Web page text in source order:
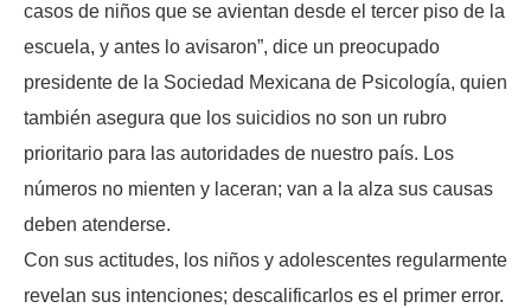
casos de niños que se avientan desde el tercer piso de la
escuela, y antes lo avisaron”, dice un preocupado
presidente de la Sociedad Mexicana de Psicología, quien
también asegura que los suicidios no son un rubro
prioritario para las autoridades de nuestro país. Los
números no mienten y laceran; van a la alza sus causas
deben atenderse.
Con sus actitudes, los niños y adolescentes regularmente
revelan sus intenciones; descalificarlos es el primer error.